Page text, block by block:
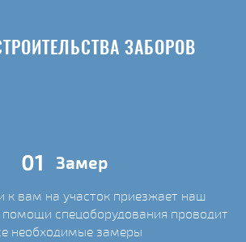
ЗАБОРОВ
01 Замер
к вам на участок приезжает наш
помощи спецоборудования проводит
необходимые замеры